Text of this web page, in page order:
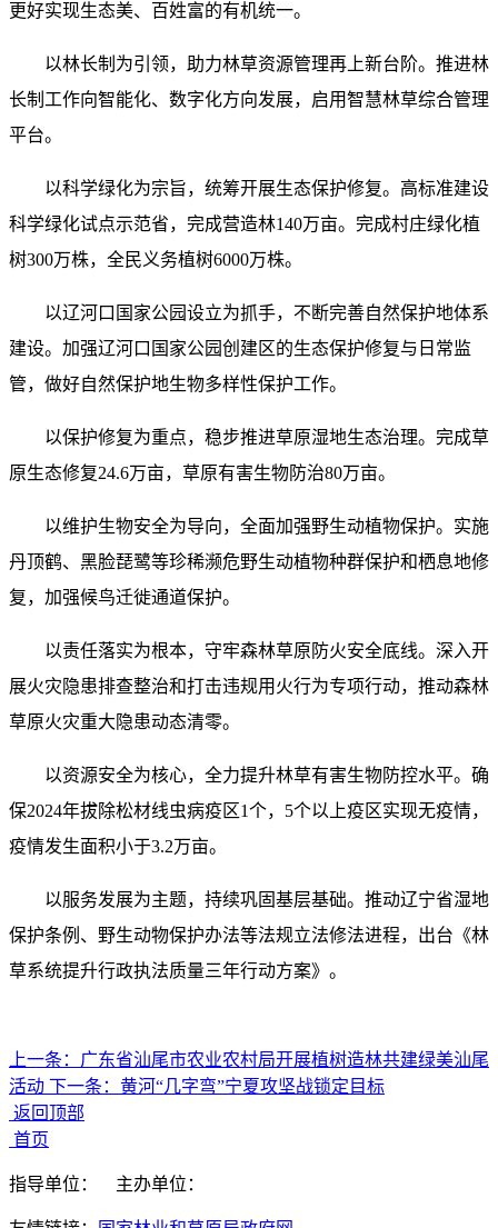
更好实现生态美、百姓富的有机统一。
以林长制为引领，助力林草资源管理再上新台阶。推进林
长制工作向智能化、数字化方向发展，启用智慧林草综合管理
平台。
以科学绿化为宗旨，统筹开展生态保护修复。高标准建设
科学绿化试点示范省，完成营造林140万亩。完成村庄绿化植
树300万株，全民义务植树6000万株。
以辽河口国家公园设立为抓手，不断完善自然保护地体系
建设。加强辽河口国家公园创建区的生态保护修复与日常监
管，做好自然保护地生物多样性保护工作。
以保护修复为重点，稳步推进草原湿地生态治理。完成草
原生态修复24.6万亩，草原有害生物防治80万亩。
以维护生物安全为导向，全面加强野生动植物保护。实施
丹顶鹤、黑脸琵鹭等珍稀濒危野生动植物种群保护和栖息地修
复，加强候鸟迁徙通道保护。
以责任落实为根本，守牢森林草原防火安全底线。深入开
展火灾隐患排查整治和打击违规用火行为专项行动，推动森林
草原火灾重大隐患动态清零。
以资源安全为核心，全力提升林草有害生物防控水平。确
保2024年拔除松材线虫病疫区1个，5个以上疫区实现无疫情，
疫情发生面积小于3.2万亩。
以服务发展为主题，持续巩固基层基础。推动辽宁省湿地
保护条例、野生动物保护办法等法规立法修法进程，出台《林
草系统提升行政执法质量三年行动方案》。
上一条： 广东省汕尾市农业农村局开展植树造林共建绿美汕尾
活动 下一条： 黄河“几字弯”宁夏攻坚战锁定目标
返回顶部
首页
指导单位： 主办单位：